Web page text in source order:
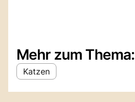
Mehr zum Thema:
Katzen